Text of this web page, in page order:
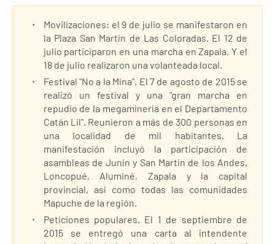
Movilizaciones: el 9 de julio se manifestaron en
la Plaza San Martín de Las Coloradas. El 12 de
julio participaron en una marcha en Zapala. Y el
18 de julio realizaron una volanteada local.
Festival "No a la Mina". El 7 de agosto de 2015 se
realizó un festival y una "gran marcha en
repudio de la megaminería en el Departamento
Catán Lil". Reunieron a más de 300 personas en
una localidad de mil habitantes. La
manifestación incluyó la participación de
asambleas de Junín y San Martín de los Andes,
Loncopué, Aluminé, Zapala y la capital
provincial, así como todas las comunidades
Mapuche de la región.
Peticiones populares. El 1 de septiembre de
2015 se entregó una carta al intendente